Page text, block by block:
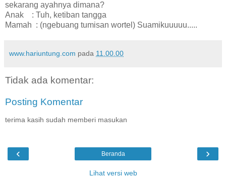
sekarang ayahnya dimana?
Anak : Tuh, ketiban tangga
Mamah : (ngebuang tumisan wortel) Suamikuuuuu.....
www.hariuntung.com pada 11.00.00
Tidak ada komentar:
Posting Komentar
terima kasih sudah memberi masukan
‹ ›
Beranda
Lihat versi web